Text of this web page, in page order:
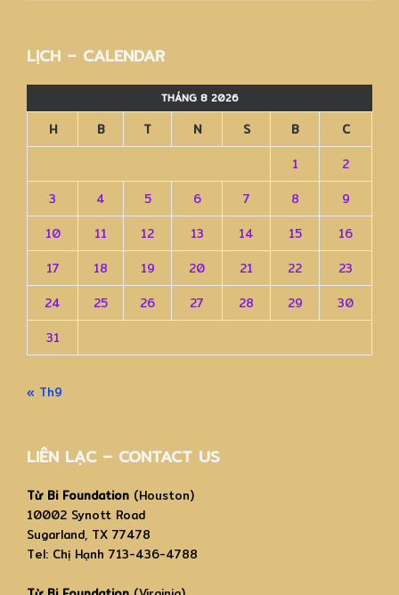
LỊCH – CALENDAR
THÁNG 8 2026
H B T N S B
C
1
2
3
4 5 6 7 8
9
10
11 12 13 14 15
16
17
18 19 20 21 22
23
24
25 26 27 28 29
30
31
« Th9
LIÊN LẠC – CONTACT US
Từ Bi Foundation (Houston)
10002 Synott Road
Sugarland, TX 77478
Tel: Chị Hạnh 713-436-4788